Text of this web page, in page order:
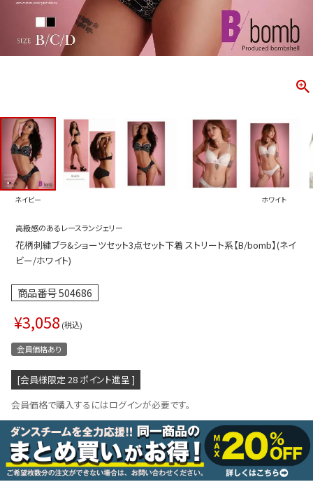
CONTENTS
ス
ス
ー
アップ
ース
インワン／サロペット
ラ・ニップレス
新作
トップス
ボトムス
ワンピース
浴衣
コスプレ
ネイビー ホワイト
高級感のあるレースランジェリー
花柄刺繍ブラ&ショーツセット3点セット下着 ストリート系【B/bomb】(ネイ
ビー/ホワイト)
商品番号504686
¥3,058 税込
会員価格あり
[会員様限定 28 ポイント進呈 ]
会員価格で購入するにはログインが必要です。